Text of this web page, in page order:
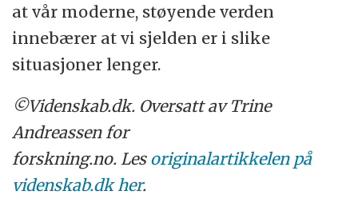
at vår moderne, støyende verden
innebærer at vi sjelden er i slike
situasjoner lenger.
©Videnskab.dk. Oversatt av Trine
Andreassen for
forskning.no. Les originalartikkelen på
videnskab.dk her.